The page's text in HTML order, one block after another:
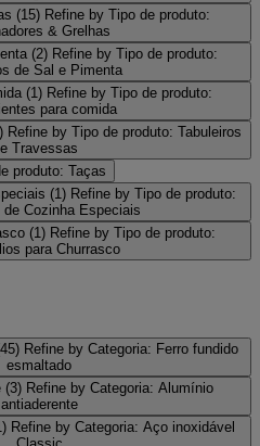
(15) Refine by Tipo de produto:
& Grelhas
(2) Refine by Tipo de produto:
de Sal e Pimenta
(1) Refine by Tipo de produto:
para comida
Refine by Tipo de produto: Tabuleiros
e Travessas
produto: Taças
(1) Refine by Tipo de produto:
Cozinha Especiais
(1) Refine by Tipo de produto:
para Churrasco
Refine by Categoria: Ferro fundido
esmaltado
(3) Refine by Categoria: Alumínio
antiaderente
Refine by Categoria: Aço inoxidável